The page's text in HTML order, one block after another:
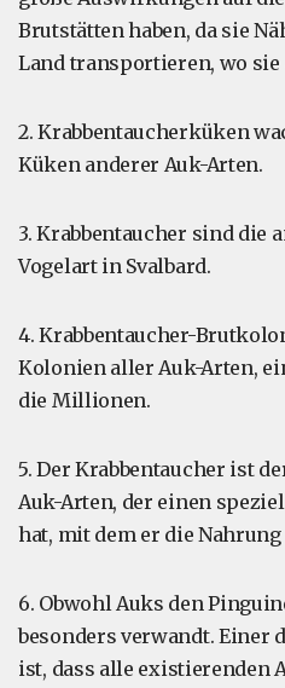
Brutstätten haben, da sie
Land transportieren, wo
2. Krabbentaucherküken
Küken anderer Auk-Arten.
3. Krabbentaucher sind die
Vogelart in Svalbard.
4. Krabbentaucher-
Kolonien aller Auk-Arten,
die Millionen.
5. Der Krabbentaucher ist
Auk-Arten, der einen
hat, mit dem er die
6. Obwohl Auks den
besonders verwandt. Einer
ist, dass alle existierenden